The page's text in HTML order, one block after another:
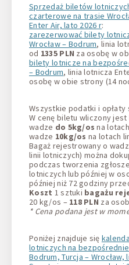
Sprzedaż biletów
czarterowe na trasie
Enter Air, lato 2026 r:
zarezerwować bilety
Wrocław – Bodrum, linia
od 1335 PLN za osobę w
bilety lotnicze na
– Bodrum, linia lotnicza
osobę w obie strony (14
Wszystkie podatki i opłaty
W cenę biletu wliczony
wadze do 5kg/os na
wadze 10kg/os na lotach
Bagaż rejestrowany o
linii lotniczych) można
podczas tworzenia
lotniczych lub później w
później niż 72 godziny
Koszt 1 sztuki bagażu
20 kg/os – 118 PLN za
* Cena podana jest w
Poniżej znajduje się
lotniczych na
Bodrum, Turcja –